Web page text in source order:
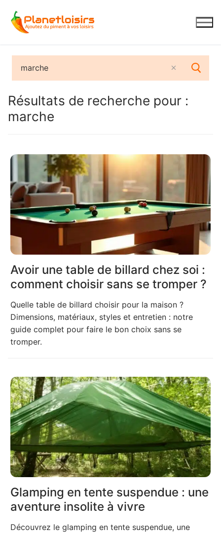
contenu
Résultats de recherche pour :
marche
Avoir une table de billard chez soi :
comment choisir sans se tromper ?
Quelle table de billard choisir pour la maison ?
Dimensions, matériaux, styles et entretien : notre
guide complet pour faire le bon choix sans se
tromper.
Glamping en tente suspendue : une
aventure insolite à vivre
Découvrez le glamping en tente suspendue, une